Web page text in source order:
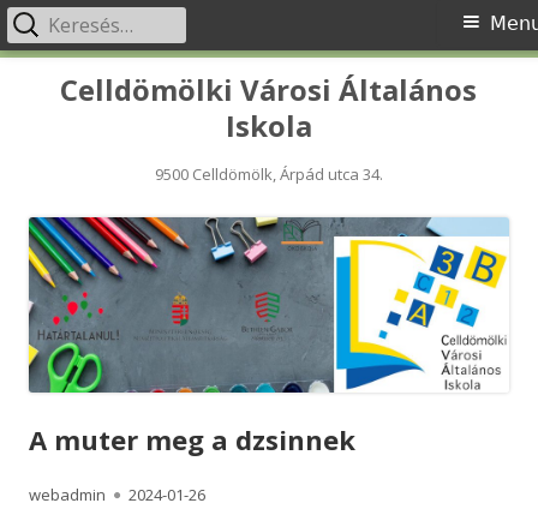
Celldömölki Városi Általános
Iskola
9500 Celldömölk, Árpád utca 34.
Primary
Menu
Keresés:
A muter meg a dzsinnek
Author
webadmin
Published
2024-01-26